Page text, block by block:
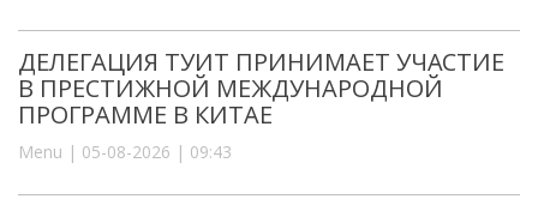
ДЕЛЕГАЦИЯ ТУИТ ПРИНИМАЕТ УЧАСТИЕ
В ПРЕСТИЖНОЙ МЕЖДУНАРОДНОЙ
ПРОГРАММЕ В КИТАЕ
Menu | 05-08-2026 | 09:43